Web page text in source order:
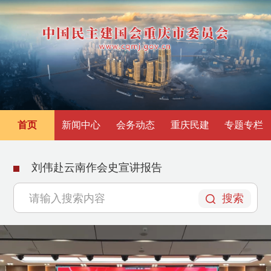
首页 新闻中心 会务动态 重庆民建 专题专栏
刘伟赴云南作会史宣讲报告
搜索